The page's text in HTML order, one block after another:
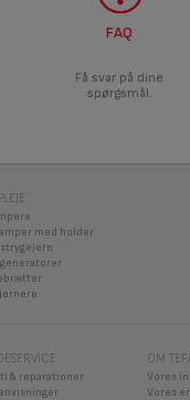
FAQ
Få svar på dine
spørgsmål.
med holder
& reparationer
OM
Vores
Vores